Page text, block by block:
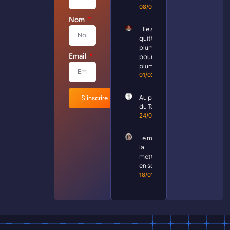
Nom
Email
S'inscrire
08/02/2026
Elle a
quitté les
plumes
pour la
plume
01/02/2026
Au profit
du Télévie
24/01/2026
Le mot de
la
metteuse
en scène
18/01/2026